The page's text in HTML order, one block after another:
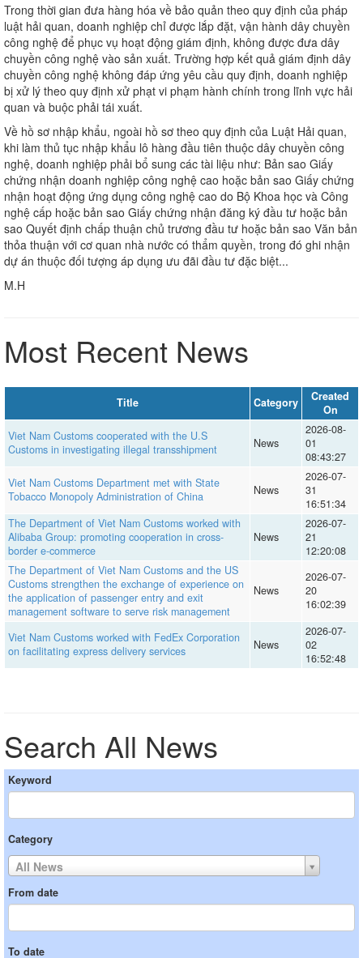
Trong thời gian đưa hàng hóa về bảo quản theo quy định của pháp
luật hải quan, doanh nghiệp chỉ được lắp đặt, vận hành dây chuyền
công nghệ để phục vụ hoạt động giám định, không được đưa dây
chuyền công nghệ vào sản xuất. Trường hợp kết quả giám định dây
chuyền công nghệ không đáp ứng yêu cầu quy định, doanh nghiệp
bị xử lý theo quy định xử phạt vi phạm hành chính trong lĩnh vực hải
quan và buộc phải tái xuất.
Về hồ sơ nhập khẩu, ngoài hồ sơ theo quy định của Luật Hải quan,
khi làm thủ tục nhập khẩu lô hàng đầu tiên thuộc dây chuyền công
nghệ, doanh nghiệp phải bổ sung các tài liệu như: Bản sao Giấy
chứng nhận doanh nghiệp công nghệ cao hoặc bản sao Giấy chứng
nhận hoạt động ứng dụng công nghệ cao do Bộ Khoa học và Công
nghệ cấp hoặc bản sao Giấy chứng nhận đăng ký đầu tư hoặc bản
sao Quyết định chấp thuận chủ trương đầu tư hoặc bản sao Văn bản
thỏa thuận với cơ quan nhà nước có thẩm quyền, trong đó ghi nhận
dự án thuộc đối tượng áp dụng ưu đãi đầu tư đặc biệt...
M.H
Most Recent News
Title Category
Created
On
Viet Nam Customs cooperated with the U.S
Customs in investigating illegal transshipment
News
2026-08-
01
08:43:27
Viet Nam Customs Department met with State
Tobacco Monopoly Administration of China
News
2026-07-
31
16:51:34
The Department of Viet Nam Customs worked with
Alibaba Group: promoting cooperation in cross-
border e-commerce
News
2026-07-
21
12:20:08
The Department of Viet Nam Customs and the US
Customs strengthen the exchange of experience on
the application of passenger entry and exit
management software to serve risk management
News
2026-07-
20
16:02:39
Viet Nam Customs worked with FedEx Corporation
on facilitating express delivery services
News
2026-07-
02
16:52:48
Search All News
Keyword
Category
All News
From date
To date